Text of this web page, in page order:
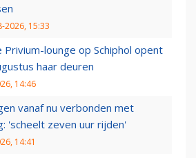
2026, 15:33
Privium-lounge op Schiphol opent
haar deuren
14:46
vanaf nu verbonden met
'scheelt zeven uur rijden'
14:41